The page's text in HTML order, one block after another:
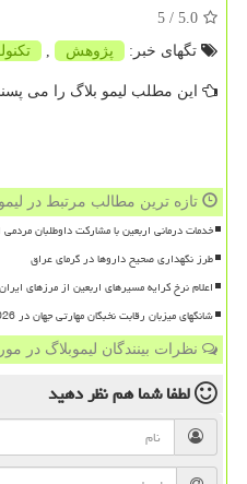
5.0
/ 5
تگهای خبر:
پژوهش ,
این مطلب لیمو بلاگ را می
تازه ترین مطالب مرتبط در
خدمات درمانی اربعین با مشارکت داوطلبان مردمی
طرز نگهداری صحیح داروها در گرمای عراق
اعلام نرخ کرایه مسیرهای اربعین از مرزهای
شانگهای میزبان رقابت نخبگان مهارتی جهان در 2026
نظرات بینندگان لیموبلاگ در
لطفا شما همنظر دهید